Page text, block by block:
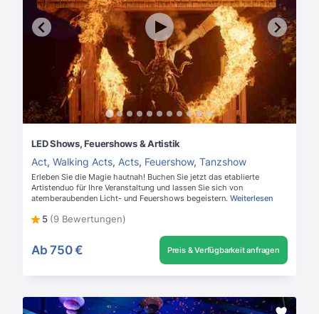
LED Shows, Feuershows & Artistik
Act, Walking Acts, Acts, Feuershow, Tanzshow
Erleben Sie die Magie hautnah! Buchen Sie jetzt das etablierte
Artistenduo für Ihre Veranstaltung und lassen Sie sich von
atemberaubenden Licht- und Feuershows begeistern. Weiterlesen
5 (9 Bewertungen)
Ab 750 € Preis & Verfügbarkeit anfragen